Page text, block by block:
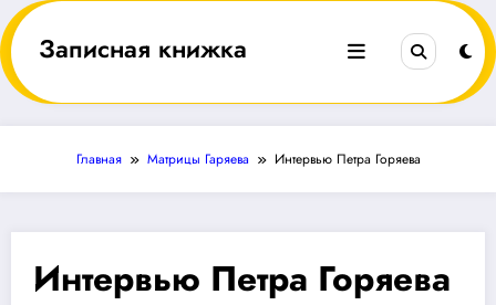
Перейти
к
содержимомуЗаписная книжка
Главная Матрицы Гаряева Интервью Петра Горяева
Интервью Петра Горяева